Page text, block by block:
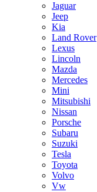
Jaguar
Jeep
Kia
Land Rover
Lexus
Lincoln
Mazda
Mercedes
Mini
Mitsubishi
Nissan
Porsche
Subaru
Suzuki
Tesla
Toyota
Volvo
Vw